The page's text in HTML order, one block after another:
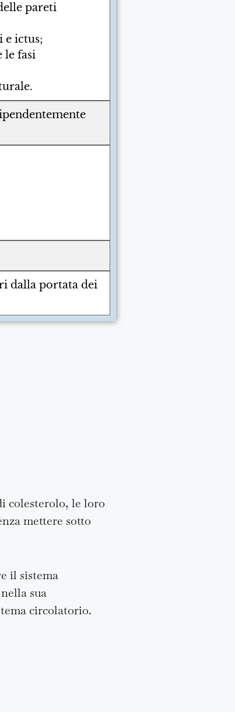
pareti
ictus;
le fasi
dalla portata dei
colesterolo, le loro
mettere sotto
il sistema
sua
circolatorio.